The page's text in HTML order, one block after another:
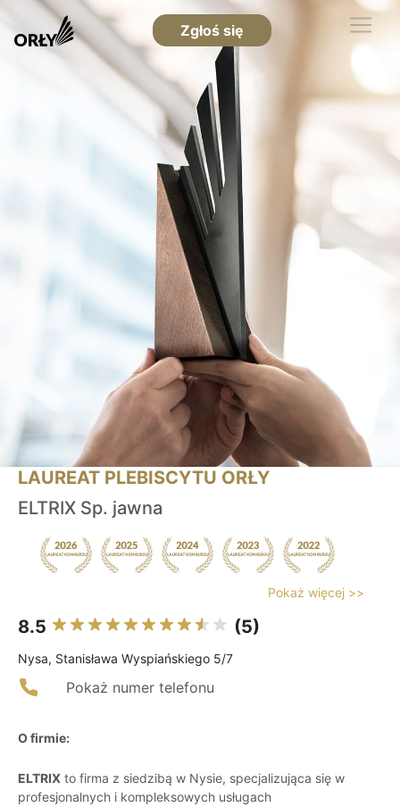
Zgłoś się
LAUREAT PLEBISCYTU ORŁY
ELTRIX Sp. jawna
Pokaż więcej >>
8.5 (5)
Nysa, Stanisława Wyspiańskiego 5/7
Pokaż numer telefonu
O firmie:
ELTRIX to firma z siedzibą w Nysie, specjalizująca się w
profesjonalnych i kompleksowych usługach